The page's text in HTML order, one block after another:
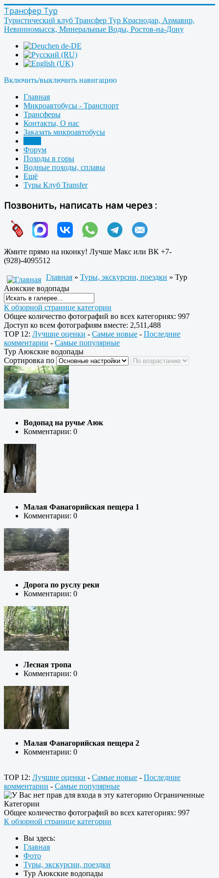
Трансфер Тур
Туристический клуб Трансфер Тур Краснодар, Армавир,
Невинномысск, Минеральные Воды, Ростов-на-Дону
Включить/выключить навигацию
Главная
Микроавтобусы - Транспорт
Трансферы
Контакты, О нас
Заказать микроавтобусы
Форум
Походы в горы
Водные походы, сплавы
Ещё
Туры Клуб Transfer
Позвонить, написать нам через :
Жмите прямо на иконку! Лучше Макс или ВК +7-
(928)-4095512
Главная » Туры, экскурсии, поездки » Тур
Аюкские водопады
К обзорной странице категории
Общее количество фотографий во всех категориях: 997
Доступ ко всем фотографиям вместе: 2,511,488
TOP 12: Лучшие оценки - Самые новые - Последние
комментарии - Самые популярные
Тур Аюкские водопады
Сортировка по
Водопад на ручье Аюк
Комментарии: 0
Малая Фанагорийская пещера 1
Комментарии: 0
Дорога по руслу реки
Комментарии: 0
Лесная тропа
Комментарии: 0
Малая Фанагорийская пещера 2
Комментарии: 0
TOP 12: Лучшие оценки - Самые новые - Последние
комментарии - Самые популярные
Ограниченные
Категории
Общее количество фотографий во всех категориях: 997
К обзорной странице категории
Вы здесь:
Главная
Фото
Туры, экскурсии, поездки
Тур Аюкские водопады